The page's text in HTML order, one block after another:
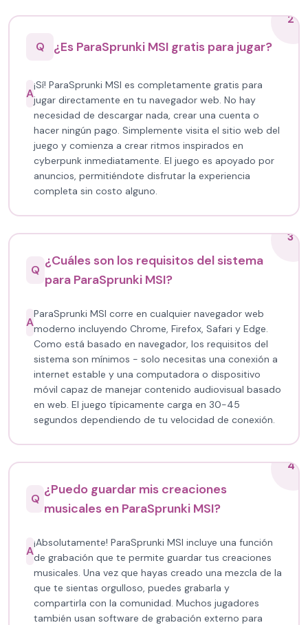
2
Q
¿Es ParaSprunki MSI gratis para jugar?
A
¡Sí! ParaSprunki MSI es completamente gratis para
jugar directamente en tu navegador web. No hay
necesidad de descargar nada, crear una cuenta o
hacer ningún pago. Simplemente visita el sitio web del
juego y comienza a crear ritmos inspirados en
cyberpunk inmediatamente. El juego es apoyado por
anuncios, permitiéndote disfrutar la experiencia
completa sin costo alguno.
3
Q
¿Cuáles son los requisitos del sistema
para ParaSprunki MSI?
A
ParaSprunki MSI corre en cualquier navegador web
moderno incluyendo Chrome, Firefox, Safari y Edge.
Como está basado en navegador, los requisitos del
sistema son mínimos - solo necesitas una conexión a
internet estable y una computadora o dispositivo
móvil capaz de manejar contenido audiovisual basado
en web. El juego típicamente carga en 30-45
segundos dependiendo de tu velocidad de conexión.
4
Q
¿Puedo guardar mis creaciones
musicales en ParaSprunki MSI?
A
¡Absolutamente! ParaSprunki MSI incluye una función
de grabación que te permite guardar tus creaciones
musicales. Una vez que hayas creado una mezcla de la
que te sientas orgulloso, puedes grabarla y
compartirla con la comunidad. Muchos jugadores
también usan software de grabación externo para